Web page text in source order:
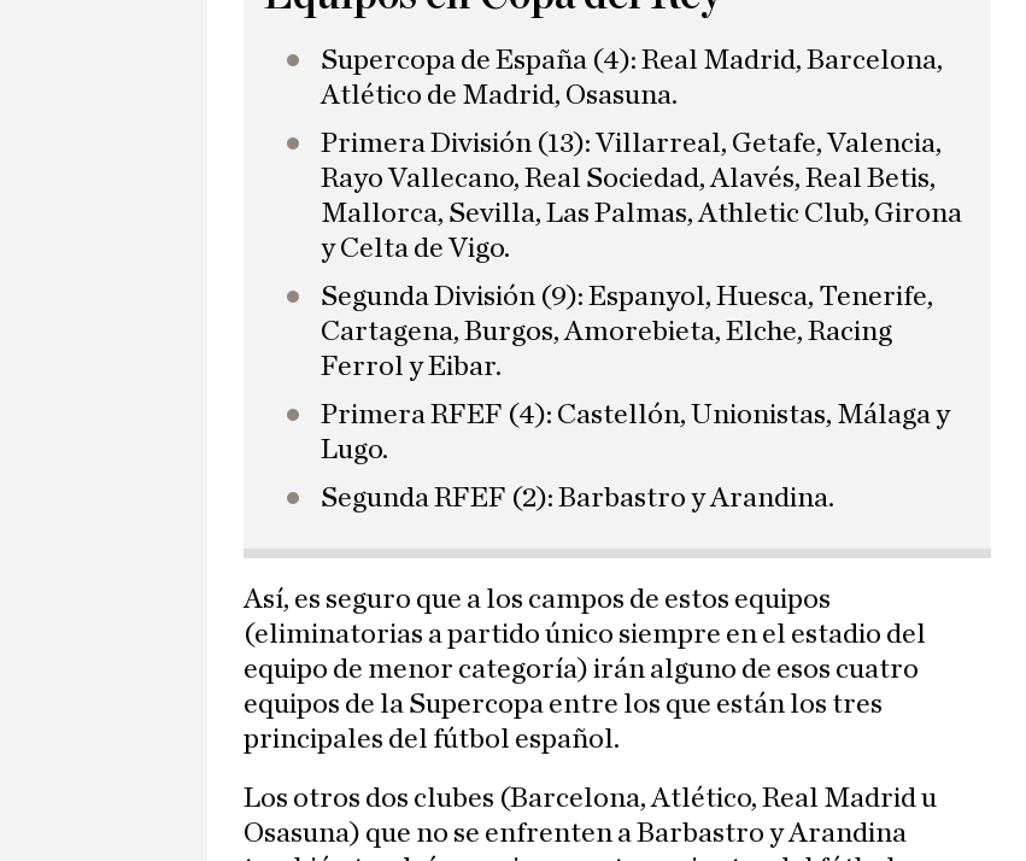
Supercopa de España (4): Real Madrid, Barcelona,
Atlético de Madrid, Osasuna.
Primera División (13): Villarreal, Getafe, Valencia,
Rayo Vallecano, Real Sociedad, Alavés, Real Betis,
Mallorca, Sevilla, Las Palmas, Athletic Club, Girona
y Celta de Vigo.
Segunda División (9): Espanyol, Huesca, Tenerife,
Cartagena, Burgos, Amorebieta, Elche, Racing
Ferrol y Eibar.
Primera RFEF (4): Castellón, Unionistas, Málaga y
Lugo.
Segunda RFEF (2): Barbastro y Arandina.
Así, es seguro que a los campos de estos equipos
(eliminatorias a partido único siempre en el estadio del
equipo de menor categoría) irán alguno de esos cuatro
equipos de la Supercopa entre los que están los tres
principales del fútbol español.
Los otros dos clubes (Barcelona, Atlético, Real Madrid u
Osasuna) que no se enfrenten a Barbastro y Arandina